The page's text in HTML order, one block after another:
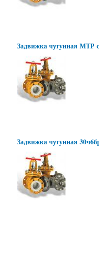
Задвижка чугунная МТР
Задвижка чугунная